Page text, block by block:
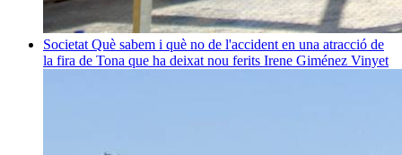
Societat Què sabem i què no de l'accident en una atracció de
la fira de Tona que ha deixat nou ferits Irene Giménez Vinyet